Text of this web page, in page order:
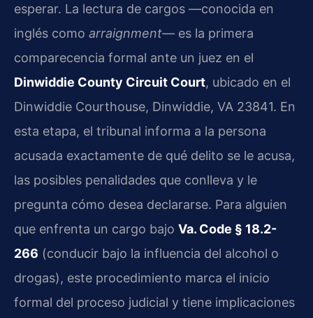
esperar. La lectura de cargos —conocida en
inglés como arraignment— es la primera
comparecencia formal ante un juez en el
Dinwiddie County Circuit Court, ubicado en el
Dinwiddie Courthouse, Dinwiddie, VA 23841. En
esta etapa, el tribunal informa a la persona
acusada exactamente de qué delito se le acusa,
las posibles penalidades que conlleva y le
pregunta cómo desea declararse. Para alguien
que enfrenta un cargo bajo Va. Code § 18.2-
266 (conducir bajo la influencia del alcohol o
drogas), este procedimiento marca el inicio
formal del proceso judicial y tiene implicaciones